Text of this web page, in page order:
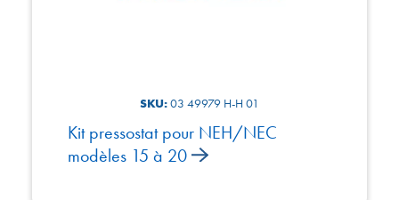
SKU:03 49979 H-H 01
Kit pressostat pour NEH/NEC
modèles 15 à 20